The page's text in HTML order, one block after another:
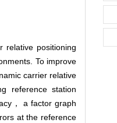
relative positioning
To improve
carrier relative
reference station
， a factor graph
at the reference